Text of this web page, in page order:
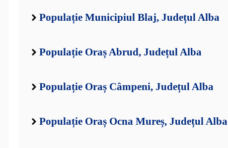
Populație Municipiul Blaj, Județul Alba
Populație Oraș Abrud, Județul Alba
Populație Oraș Câmpeni, Județul Alba
Populație Oraș Ocna Mureș, Județul Alba